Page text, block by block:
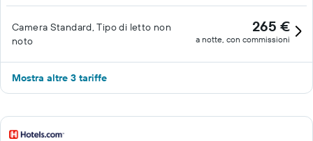
Camera Standard, Tipo di letto non
noto
265 €
a notte, con commissioni
Mostra altre 3 tariffe